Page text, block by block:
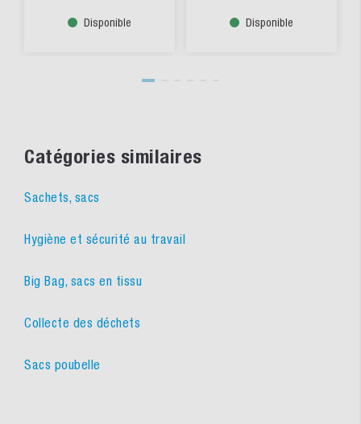
Disponible Disponible
Catégories similaires
Sachets, sacs
Hygiène et sécurité au travail
Big Bag, sacs en tissu
Collecte des déchets
Sacs poubelle